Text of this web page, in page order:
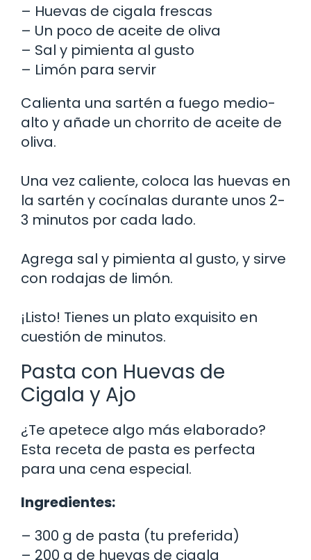
– Huevas de cigala frescas
– Un poco de aceite de oliva
– Sal y pimienta al gusto
– Limón para servir
Calienta una sartén a fuego medio-
alto y añade un chorrito de aceite de
oliva.
Una vez caliente, coloca las huevas en
la sartén y cocínalas durante unos 2-
3 minutos por cada lado.
Agrega sal y pimienta al gusto, y sirve
con rodajas de limón.
¡Listo! Tienes un plato exquisito en
cuestión de minutos.
Pasta con Huevas de
Cigala y Ajo
¿Te apetece algo más elaborado?
Esta receta de pasta es perfecta
para una cena especial.
Ingredientes:
– 300 g de pasta (tu preferida)
– 200 g de huevas de cigala